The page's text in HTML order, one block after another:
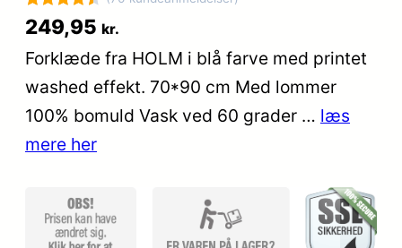
Bedømt
som4.5
ud af 5
baseret
på
70
mmelser
249,95 kr.
Forklæde fra HOLM i blå farve med printet
washed effekt. 70*90 cm Med lommer
100% bomuld Vask ved 60 grader … læs
mere her